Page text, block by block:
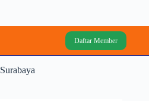
Daftar Member